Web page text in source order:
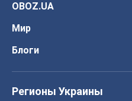
OBOZ.UA
Мир
Блоги
Регионы Украины